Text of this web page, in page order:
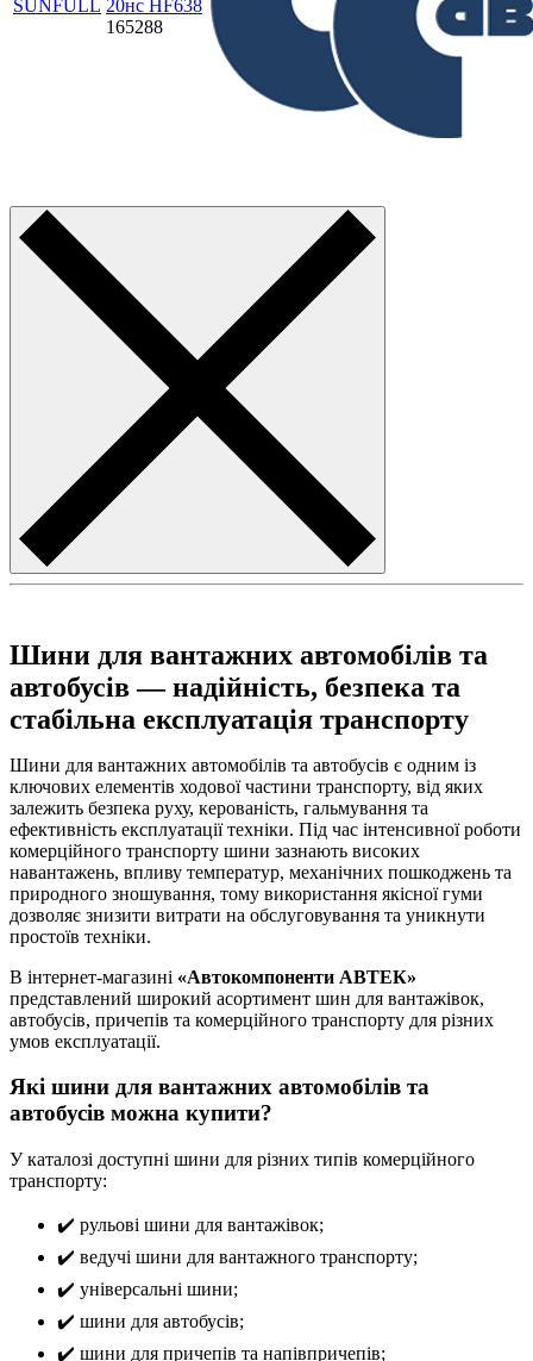
SUNFULL 20нc HF638
165288
Шини для вантажних автомобілів та
автобусів — надійність, безпека та
стабільна експлуатація транспорту
Шини для вантажних автомобілів та автобусів є одним із
ключових елементів ходової частини транспорту, від яких
залежить безпека руху, керованість, гальмування та
ефективність експлуатації техніки. Під час інтенсивної роботи
комерційного транспорту шини зазнають високих
навантажень, впливу температур, механічних пошкоджень та
природного зношування, тому використання якісної гуми
дозволяє знизити витрати на обслуговування та уникнути
простоїв техніки.
В інтернет-магазині «Автокомпоненти АВТЕК»
представлений широкий асортимент шин для вантажівок,
автобусів, причепів та комерційного транспорту для різних
умов експлуатації.
Які шини для вантажних автомобілів та
автобусів можна купити?
У каталозі доступні шини для різних типів комерційного
транспорту:
✔️ рульові шини для вантажівок;
✔️ ведучі шини для вантажного транспорту;
✔️ універсальні шини;
✔️ шини для автобусів;
✔️ шини для причепів та напівпричепів;